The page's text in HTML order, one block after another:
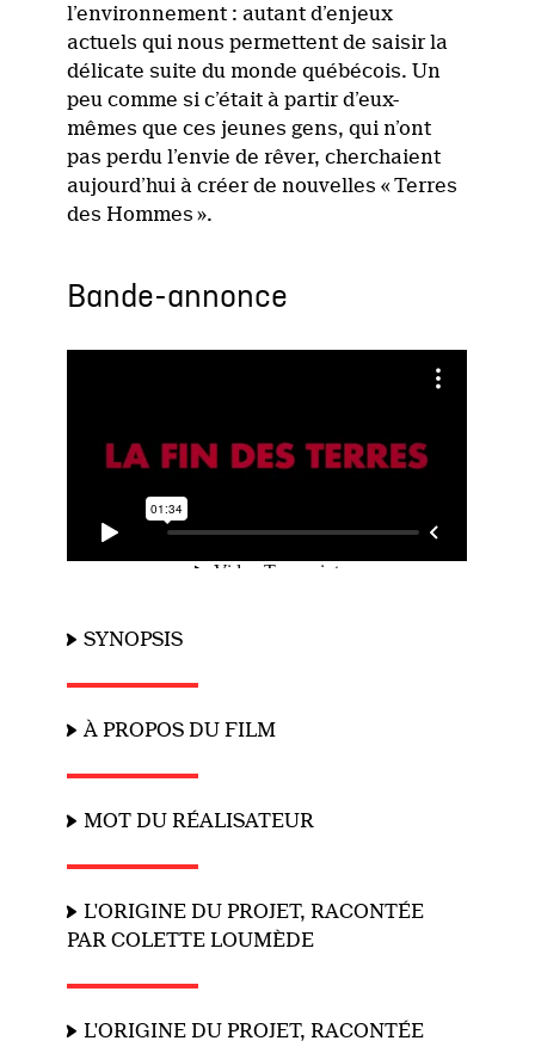
l’environnement : autant d’enjeux
actuels qui nous permettent de saisir la
délicate suite du monde québécois. Un
peu comme si c’était à partir d’eux-
mêmes que ces jeunes gens, qui n’ont
pas perdu l’envie de rêver, cherchaient
aujourd’hui à créer de nouvelles « Terres
des Hommes ».
Bande-annonce
SYNOPSIS
À PROPOS DU FILM
MOT DU RÉALISATEUR
L'ORIGINE DU PROJET, RACONTÉE
PAR COLETTE LOUMÈDE
L'ORIGINE DU PROJET, RACONTÉE